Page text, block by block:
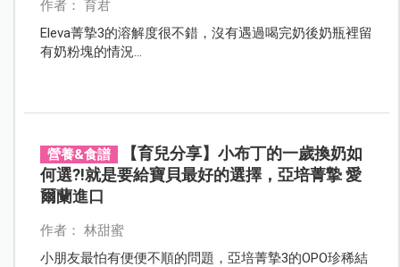
作者： 育君
Eleva菁摯3的溶解度很不錯，沒有遇過喝完奶後奶瓶裡留
有奶粉塊的情況...
營養&食譜
【育兒分享】小布丁的一歲換奶如
何選?!就是要給寶貝最好的選擇，亞培菁摯 愛
爾蘭進口
作者： 林甜蜜
小朋友最怕有便便不順的問題，亞培菁摯3的OPO珍稀結